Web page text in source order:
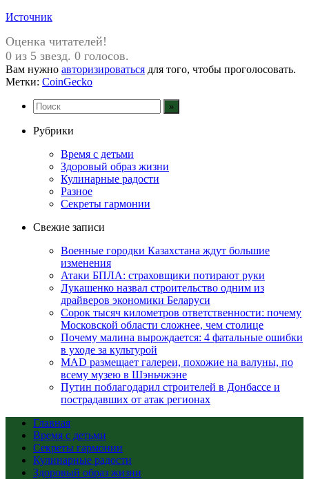
Источник
Оценка читателей!
0 из 5 звезд. 0 голосов.
Вам нужно авторизироваться для того, чтобы проголосовать.
Метки: CoinGecko
Рубрики
Время с детьми
Здоровый образ жизни
Кулинарные радости
Разное
Секреты гармонии
Свежие записи
Военные городки Казахстана ждут большие
изменения
Атаки БПЛА: страховщики потирают руки
Лукашенко назвал строительство одним из
драйверов экономики Беларуси
Сорок тысяч километров ответственности: почему
Московской области сложнее, чем столице
Почему малина вырождается: 4 фатальные ошибки
в уходе за культурой
MAD размещает галереи, похожие на валуны, по
всему музею в Шэньчжэне
Путин поблагодарил строителей в Донбассе и
пострадавших от атак регионах
Главная
Время с детьми
Секреты гармонии
Кулинарные радости
Здоровый образ жизни